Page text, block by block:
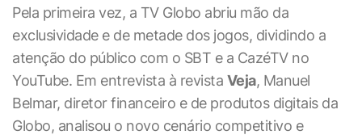
Pela primeira vez, a TV Globo abriu mão da
exclusividade e de metade dos jogos, dividindo a
atenção do público com o SBT e a CazéTV no
YouTube. Em entrevista à revista Veja, Manuel
Belmar, diretor financeiro e de produtos digitais da
Globo, analisou o novo cenário competitivo e